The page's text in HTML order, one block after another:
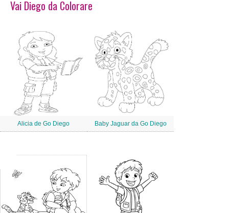
Vai Diego da Colorare
Alicia de Go Diego Baby Jaguar da Go Diego